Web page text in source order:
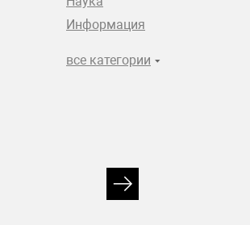
Информация
все категории